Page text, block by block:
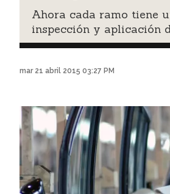
Ahora cada ramo tiene
inspección y aplicación
mar 21 abril 2015 03:27 PM